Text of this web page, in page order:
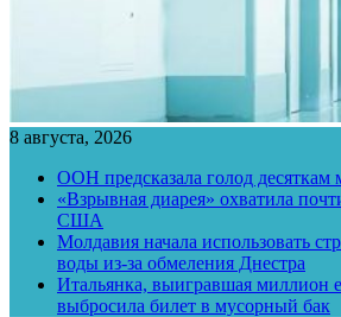
8 августа, 2026
ООН предсказала голод десяткам
«Взрывная диарея» охватила
США
Молдавия начала использовать
воды из-за обмеления Днестра
Итальянка, выигравшая миллион
выбросила билет в мусорный бак